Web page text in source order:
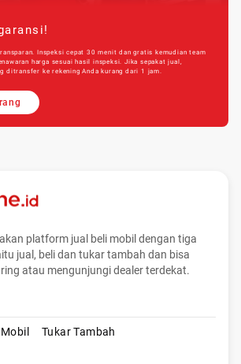
Inspeksi cepat 30 menit dan gratis kemudian team
harga sesuai hasil inspeksi. Jika sepakat jual,
ditransfer ke rekening Anda kurang dari 1 jam.
platform jual beli mobil dengan tiga
jual, beli dan tukar tambah dan bisa
atau mengunjungi dealer terdekat.
Tukar Tambah